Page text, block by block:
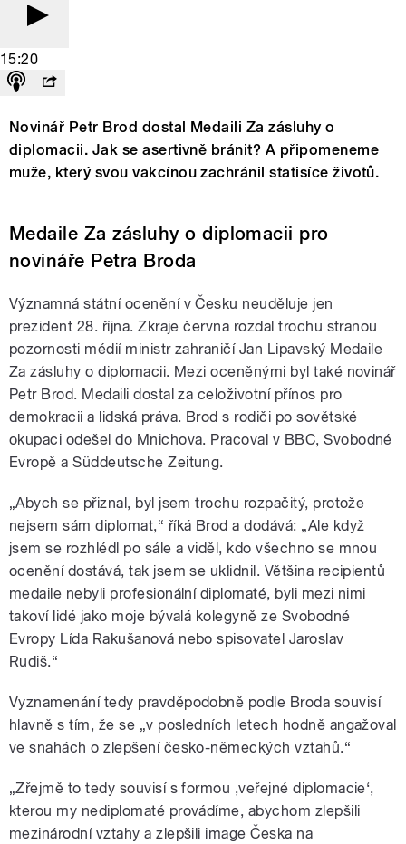
15:20
Novinář Petr Brod dostal Medaili Za zásluhy o
diplomacii. Jak se asertivně bránit? A připomeneme
muže, který svou vakcínou zachránil statisíce životů.
Medaile Za zásluhy o diplomacii pro
novináře Petra Broda
Významná státní ocenění v Česku neuděluje jen
prezident 28. října. Zkraje června rozdal trochu stranou
pozornosti médií ministr zahraničí Jan Lipavský Medaile
Za zásluhy o diplomacii. Mezi oceněnými byl také novinář
Petr Brod. Medaili dostal za celoživotní přínos pro
demokracii a lidská práva. Brod s rodiči po sovětské
okupaci odešel do Mnichova. Pracoval v BBC, Svobodné
Evropě a Süddeutsche Zeitung.
„Abych se přiznal, byl jsem trochu rozpačitý, protože
nejsem sám diplomat,“ říká Brod a dodává: „Ale když
jsem se rozhlédl po sále a viděl, kdo všechno se mnou
ocenění dostává, tak jsem se uklidnil. Většina recipientů
medaile nebyli profesionální diplomaté, byli mezi nimi
takoví lidé jako moje bývalá kolegyně ze Svobodné
Evropy Lída Rakušanová nebo spisovatel Jaroslav
Rudiš.“
Vyznamenání tedy pravděpodobně podle Broda souvisí
hlavně s tím, že se „v posledních letech hodně angažoval
ve snahách o zlepšení česko-německých vztahů.“
„Zřejmě to tedy souvisí s formou ,veřejné diplomacie‘,
kterou my nediplomaté provádíme, abychom zlepšili
mezinárodní vztahy a zlepšili image Česka na